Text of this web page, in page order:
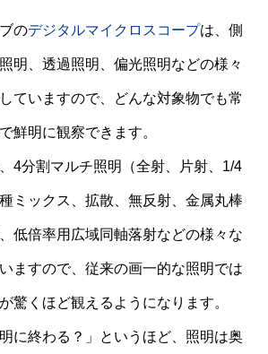
のデジタルマイクロスコープは、側
明、透過照明、偏光照明などの様々
ていますので、どんな対象物でも常
鮮明に観察できます。
4分割マルチ照明（全射、片射、1/4
ミックス、拡散、無反射、金属丸棒
低倍率用広域同軸落射などの様々な
ますので、従来の画一的な照明では
驚くほど観えるようになります。
に終わる？」というほど、照明は奥